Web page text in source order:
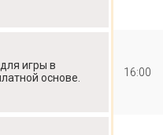
игры в
основе.
16:00